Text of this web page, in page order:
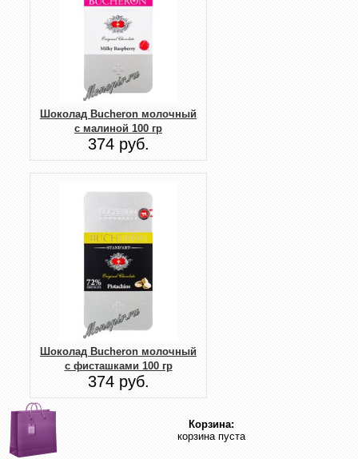
Шоколад Bucheron молочный
с малиной 100 гр
374 руб.
Шоколад Bucheron молочный
с фисташками 100 гр
374 руб.
Корзина:
корзина пуста